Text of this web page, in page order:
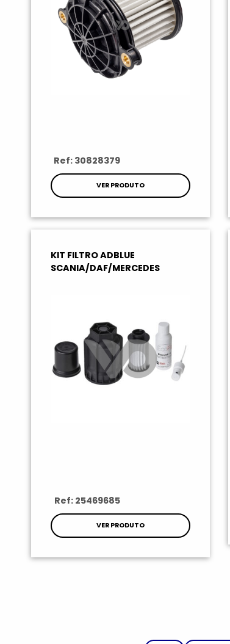
Ref: 30828379
VER PRODUTO
KIT FILTRO ADBLUE
SCANIA/DAF/MERCEDES
Ref: 25469685
VER PRODUTO